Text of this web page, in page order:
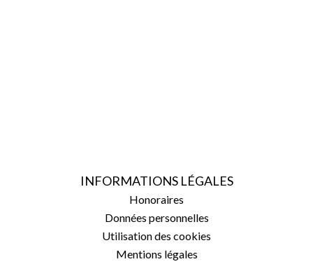
INFORMATIONS LÉGALES
Honoraires
Données personnelles
Utilisation des cookies
Mentions légales